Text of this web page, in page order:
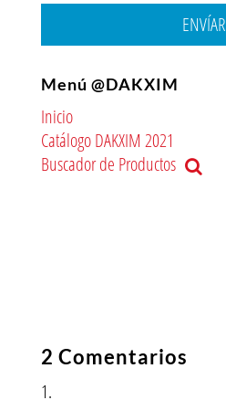
ENVÍAR
Menú @DAKXIM
Inicio
Catálogo DAKXIM 2021
Buscador de Productos
2 Comentarios